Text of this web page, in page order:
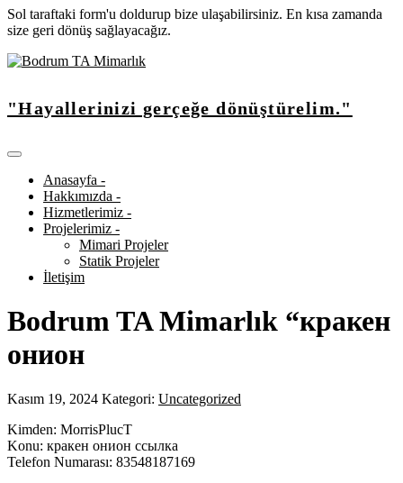
Sol taraftaki form'u doldurup bize ulaşabilirsiniz. En kısa zamanda
size geri dönüş sağlayacağız.
"Hayallerinizi gerçeğe dönüştürelim."
Anasayfa -
Hakkımızda -
Hizmetlerimiz -
Projelerimiz -
Mimari Projeler
Statik Projeler
İletişim
Bodrum TA Mimarlık “кракен
онион
Kasım 19, 2024 Kategori: Uncategorized
Kimden: MorrisPlucT
Konu: кракен онион ссылка
Telefon Numarası: 83548187169